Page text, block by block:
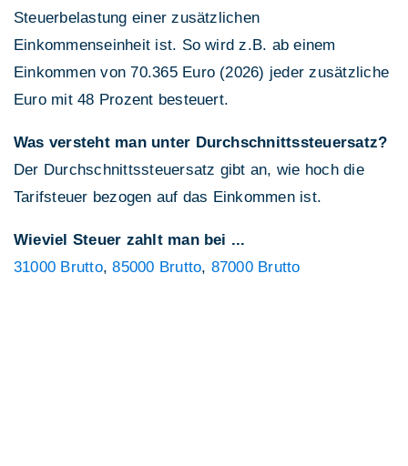
Steuerbelastung einer zusätzlichen
Einkommenseinheit ist. So wird z.B. ab einem
Einkommen von 70.365 Euro (2026) jeder zusätzliche
Euro mit 48 Prozent besteuert.
Was versteht man unter Durchschnittssteuersatz?
Der Durchschnittssteuersatz gibt an, wie hoch die
Tarifsteuer bezogen auf das Einkommen ist.
Wieviel Steuer zahlt man bei ...
31000 Brutto,85000 Brutto, 87000 Brutto